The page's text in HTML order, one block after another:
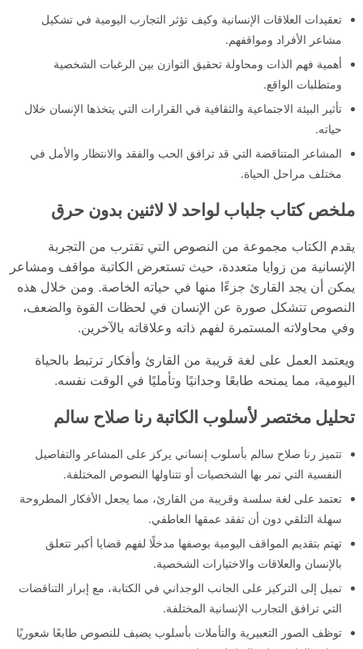
تعقيدات العلاقات الإنسانية وكيف تؤثر التجارب اليومية في تشكيل
مشاعر الأفراد ومواقفهم.
أهمية فهم الذات ومحاولة تحقيق التوازن بين الرغبات الشخصية
ومتطلبات الواقع.
تأثير البيئة الاجتماعية والثقافية في القرارات التي يتخذها الإنسان خلال
حياته.
المشاعر المتناقضة التي قد ترافق الحب والفقد والانتظار والأمل في
مختلف مراحل الحياة.
ملخص كتاب جلباب لواحد لا لاثنين بدون حرق
يقدم الكتاب مجموعة من النصوص التي تقترب من التجربة
الإنسانية من زوايا متعددة، حيث تستعرض الكاتبة مواقف ومشاعر
يمكن أن يجد القارئ جزءًا منها في حياته الخاصة. ومن خلال هذه
النصوص تتشكل صورة عن الإنسان في لحظات القوة والضعف،
وفي محاولاته المستمرة لفهم ذاته وعلاقاته بالآخرين.
ويعتمد العمل على لغة قريبة من القارئ وأفكار ترتبط بالحياة
اليومية، مما يمنحه طابعًا وجدانيًا وتأمليًا في الوقت نفسه.
تحليل مختصر لأسلوب الكاتبة رنا صلاح سالم
تتميز رنا صلاح سالم بأسلوب إنساني يركز على المشاعر والتفاصيل
النفسية التي تمر بها الشخصيات أو تتناولها النصوص المختلفة.
تعتمد على لغة سلسة وقريبة من القارئ، مما يجعل الأفكار المطروحة
سهلة التلقي دون أن تفقد عمقها العاطفي.
تهتم بتقديم المواقف اليومية بوصفها مدخلًا لفهم قضايا أكبر تتعلق
بالإنسان والعلاقات والاختيارات الشخصية.
تميل إلى التركيز على الجانب الوجداني في الكتابة، مع إبراز التناقضات
التي ترافق التجارب الإنسانية المختلفة.
توظف الصور التعبيرية والتأملات بأسلوب يضيف للنصوص طابعًا شعوريًا